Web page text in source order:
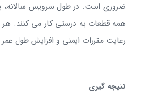
ضروری است. در طول سرویس سالانه،
همه قطعات به درستی کار می کنند. هر
رعایت مقررات ایمنی و افزایش طول
نتیجه گیری